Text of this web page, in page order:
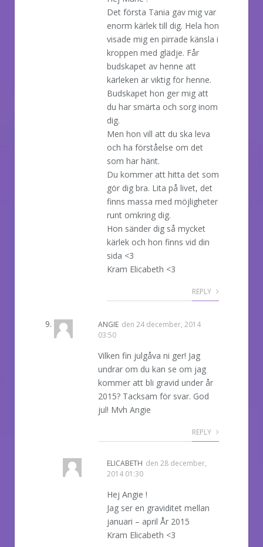
Det första Tania gav mig var
enorm kärlek till dig. Hela hon
visade mig en pirrade känsla i
kroppen med glädje. Får
budskapet av henne att
kärleken är viktig för henne.
Budskapet hon ger mig att
du har smärta och sorg inom
dig.
Men hon vill att du ska leva
och ha förståelse om det
som har hänt.
Du kommer att hitta det som
gör dig bra. Lita på livet, det
finns massa med möjligheter
runt omkring dig.
Hon sänder dig så mycket
kärlek och hon finns vid din
sida <3
Kram Elicabeth <3
REPLY
ANGIE den 24 december, 2014
03:50
Vilken fin julgåva ni ger! Jag
undrar om du kan se om jag
kommer att bli gravid under år
2015? Tacksam för svar. God
jul! Mvh Angie
REPLY
ELICABETH den 28 december,
2014 01:30
Hej Angie !
Jag ser en graviditet mellan
januari – april År 2015
Kram Elicabeth <3